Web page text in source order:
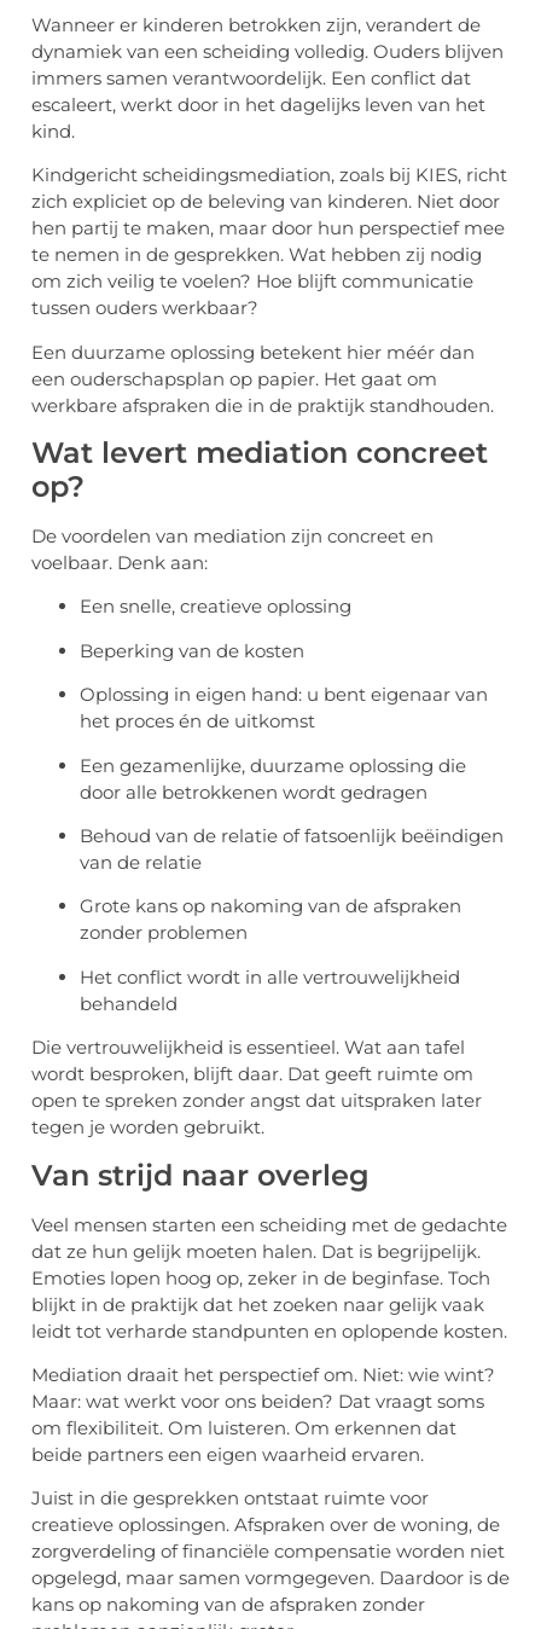
Wanneer er kinderen betrokken zijn, verandert de
dynamiek van een scheiding volledig. Ouders blijven
immers samen verantwoordelijk. Een conflict dat
escaleert, werkt door in het dagelijks leven van het
kind.
Kindgericht scheidingsmediation, zoals bij KIES, richt
zich expliciet op de beleving van kinderen. Niet door
hen partij te maken, maar door hun perspectief mee
te nemen in de gesprekken. Wat hebben zij nodig
om zich veilig te voelen? Hoe blijft communicatie
tussen ouders werkbaar?
Een duurzame oplossing betekent hier méér dan
een ouderschapsplan op papier. Het gaat om
werkbare afspraken die in de praktijk standhouden.
Wat levert mediation concreet
op?
De voordelen van mediation zijn concreet en
voelbaar. Denk aan:
Een snelle, creatieve oplossing
Beperking van de kosten
Oplossing in eigen hand: u bent eigenaar van
het proces én de uitkomst
Een gezamenlijke, duurzame oplossing die
door alle betrokkenen wordt gedragen
Behoud van de relatie of fatsoenlijk beëindigen
van de relatie
Grote kans op nakoming van de afspraken
zonder problemen
Het conflict wordt in alle vertrouwelijkheid
behandeld
Die vertrouwelijkheid is essentieel. Wat aan tafel
wordt besproken, blijft daar. Dat geeft ruimte om
open te spreken zonder angst dat uitspraken later
tegen je worden gebruikt.
Van strijd naar overleg
Veel mensen starten een scheiding met de gedachte
dat ze hun gelijk moeten halen. Dat is begrijpelijk.
Emoties lopen hoog op, zeker in de beginfase. Toch
blijkt in de praktijk dat het zoeken naar gelijk vaak
leidt tot verharde standpunten en oplopende kosten.
Mediation draait het perspectief om. Niet: wie wint?
Maar: wat werkt voor ons beiden? Dat vraagt soms
om flexibiliteit. Om luisteren. Om erkennen dat
beide partners een eigen waarheid ervaren.
Juist in die gesprekken ontstaat ruimte voor
creatieve oplossingen. Afspraken over de woning, de
zorgverdeling of financiële compensatie worden niet
opgelegd, maar samen vormgegeven. Daardoor is de
kans op nakoming van de afspraken zonder